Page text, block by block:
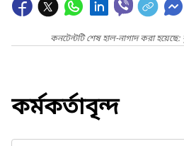
কনটেন্টটি শেষ হাল-নাগাদ করা
কর্মকর্তাবৃন্দ